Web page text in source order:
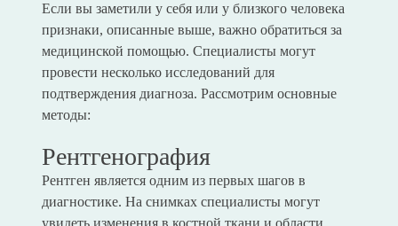
Если вы заметили у себя или у близкого человека
признаки, описанные выше, важно обратиться за
медицинской помощью. Специалисты могут
провести несколько исследований для
подтверждения диагноза. Рассмотрим основные
методы:
Рентгенография
Рентген является одним из первых шагов в
диагностике. На снимках специалисты могут